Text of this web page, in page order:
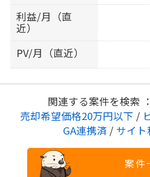
利益/月（直
近）
PV/月（直近）
関連する案件を検索 ：
売却希望価格20万円以下 /
GA連携済 / サイ
案件